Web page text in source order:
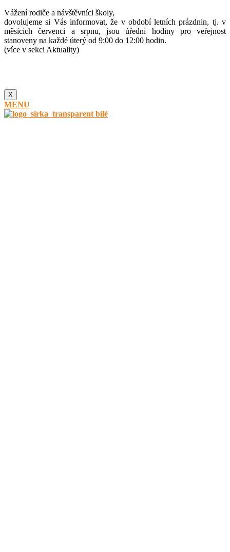
Vážení rodiče a návštěvníci školy,
dovolujeme si Vás informovat, že v období letních prázdnin, tj. v
měsících červenci a srpnu, jsou úřední hodiny pro veřejnost
stanoveny na každé úterý od 9:00 do 12:00 hodin.
(více v sekci Aktuality)
X
MENU